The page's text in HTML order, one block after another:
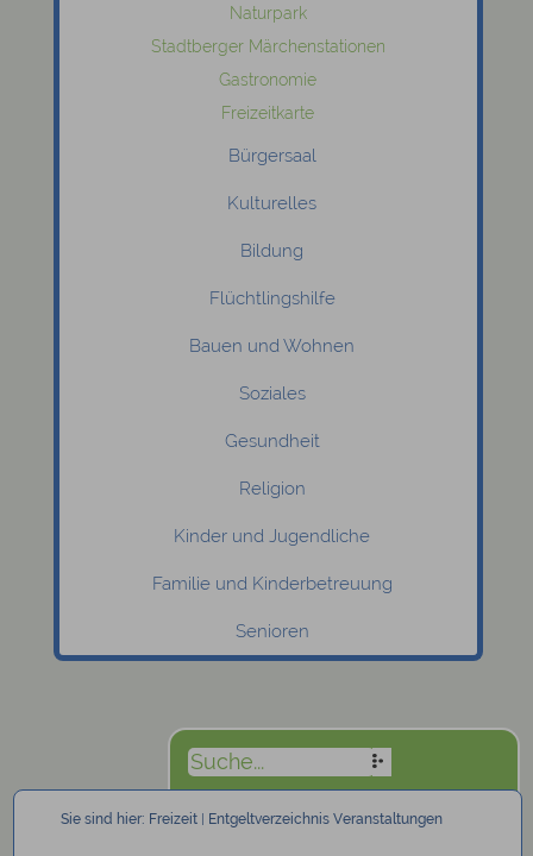
Naturpark
Stadtberger Märchenstationen
Gastronomie
Freizeitkarte
Bürgersaal
Kulturelles
Bildung
Flüchtlingshilfe
Bauen und Wohnen
Soziales
Gesundheit
Religion
Kinder und Jugendliche
Familie und Kinderbetreuung
Senioren
Sie sind hier: Freizeit Entgeltverzeichnis Veranstaltungen